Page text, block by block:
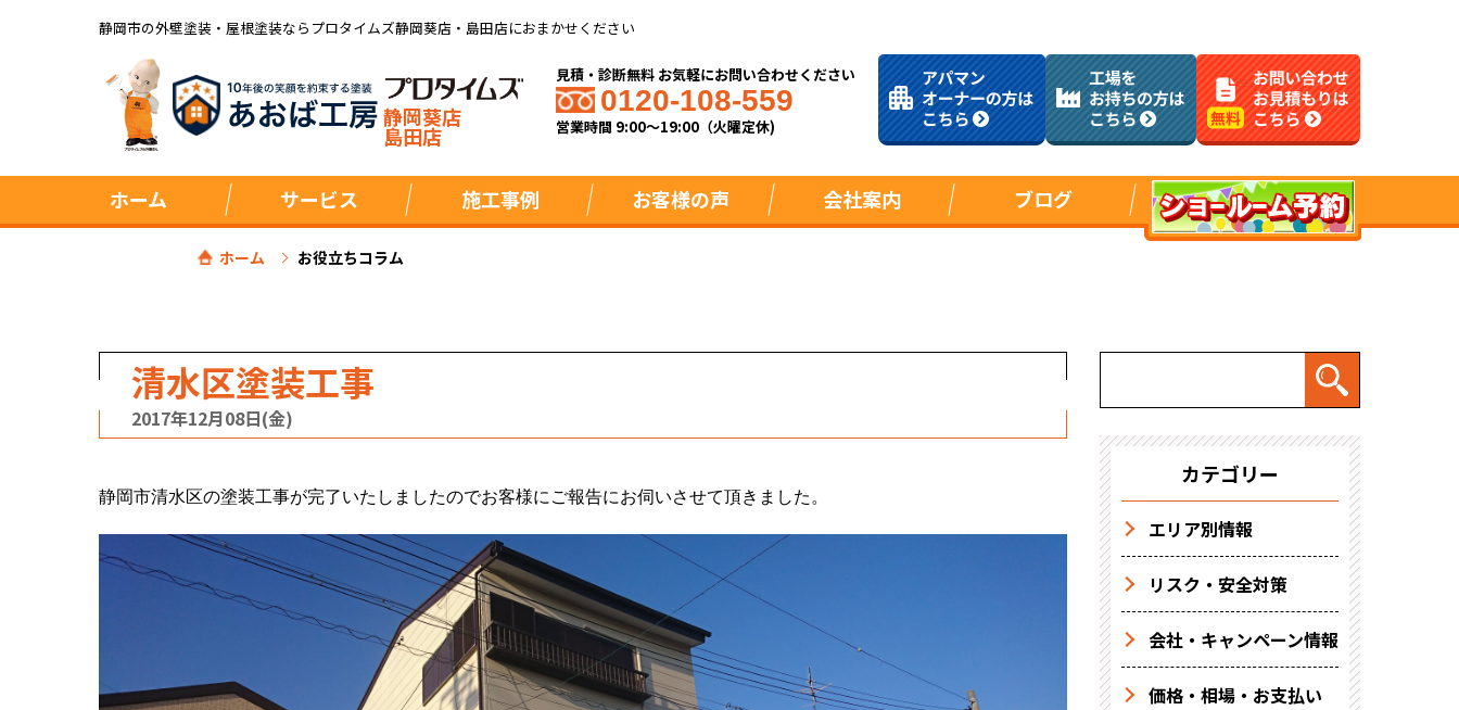
静岡市の外壁塗装・屋根塗装ならプロタイムズ静岡葵店・島田店におまかせください
静岡葵店
島田店
見積・診断無料 お気軽にお問い合わせください
0120-108-559
営業時間 9:00～19:00（火曜定休)
ホーム サービス 施工事例 お客様の声 会社案内 ブログ
ホーム お役立ちコラム
清水区塗装工事
2017年12月08日(金)
静岡市清水区の塗装工事が完了いたしましたのでお客様にご報告にお伺いさせて頂きました。
カテゴリー
エリア別情報
リスク・安全対策
会社・キャンペーン情報
価格・相場・お支払い